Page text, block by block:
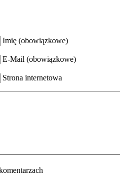
Imię (obowiązkowe)
E-Mail (obowiązkowe)
Strona internetowa